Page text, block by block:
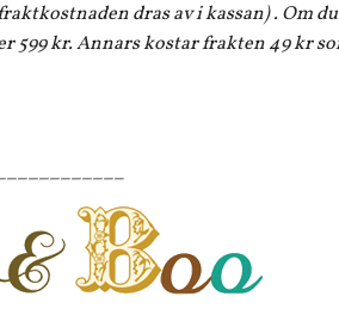
dras av i kassan) . Om
599 kr. Annars kostar frakten 49 kr